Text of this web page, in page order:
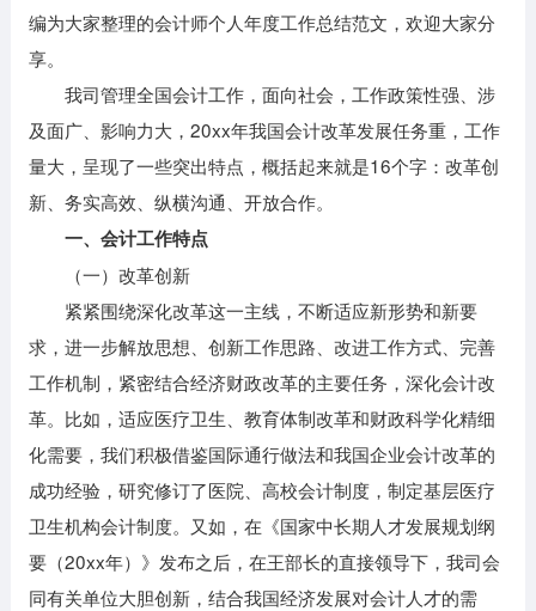
编为大家整理的会计师个人年度工作总结范文，欢迎大家分
享。
我司管理全国会计工作，面向社会，工作政策性强、涉
及面广、影响力大，20xx年我国会计改革发展任务重，工作
量大，呈现了一些突出特点，概括起来就是16个字：改革创
新、务实高效、纵横沟通、开放合作。
一、会计工作特点
（一）改革创新
紧紧围绕深化改革这一主线，不断适应新形势和新要
求，进一步解放思想、创新工作思路、改进工作方式、完善
工作机制，紧密结合经济财政改革的主要任务，深化会计改
革。比如，适应医疗卫生、教育体制改革和财政科学化精细
化需要，我们积极借鉴国际通行做法和我国企业会计改革的
成功经验，研究修订了医院、高校会计制度，制定基层医疗
卫生机构会计制度。又如，在《国家中长期人才发展规划纲
要（20xx年）》发布之后，在王部长的直接领导下，我司会
同有关单位大胆创新，结合我国经济发展对会计人才的需